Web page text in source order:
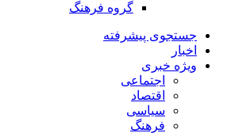
گروه فرهنگ
جستجوی پیشرفته
اخبار
ویژه خبری
اجتماعی
اقتصاد
سیاسی
فرهنگ